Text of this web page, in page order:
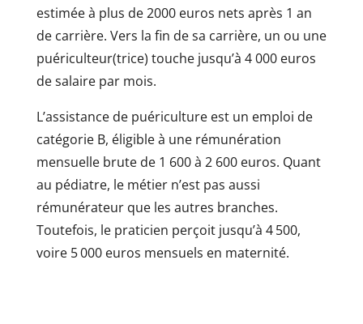
estimée à plus de 2000 euros nets après 1 an
de carrière. Vers la fin de sa carrière, un ou une
puériculteur(trice) touche jusqu’à 4 000 euros
de salaire par mois.
L’assistance de puériculture est un emploi de
catégorie B, éligible à une rémunération
mensuelle brute de 1 600 à 2 600 euros. Quant
au pédiatre, le métier n’est pas aussi
rémunérateur que les autres branches.
Toutefois, le praticien perçoit jusqu’à 4 500,
voire 5 000 euros mensuels en maternité.